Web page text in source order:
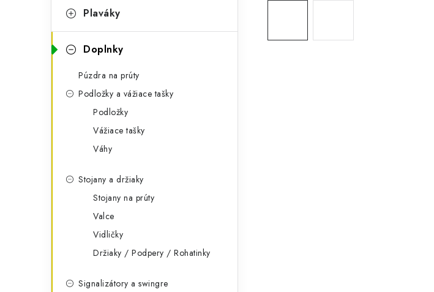
l
Plaváky
Doplnky
Púzdra na prúty
Podložky a vážiace tašky
Podložky
Vážiace tašky
Váhy
Stojany a držiaky
Stojany na prúty
Valce
Vidličky
Držiaky / Podpery / Rohatinky
Signalizátory a swingre